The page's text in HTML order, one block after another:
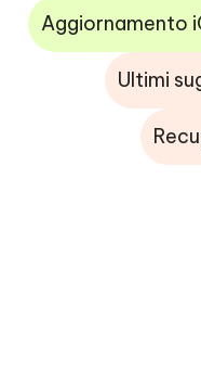
Aggiornamento
Ultimi